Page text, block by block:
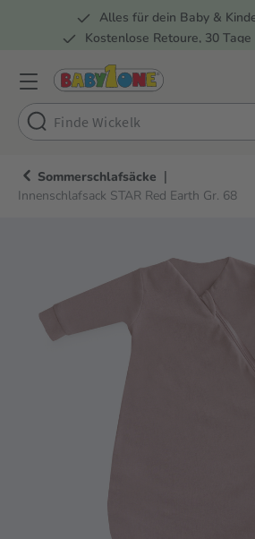
Zur Hauptnavigation springen
Alles für dein Baby &
Kostenlose Retoure, 30
Sommerschlafsäcke |
Innenschlafsack STAR Red Earth Gr. 68